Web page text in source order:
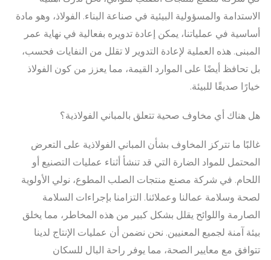
الاستدامة والمسؤولية البيئية في صناعة البناء. الفولاذ، وهو مادة
أساسية في عملياتنا، يمكن إعادة تدويره بفعالية في نهاية عمر
المبنى. هذه العملية لإعادة التدوير لا تقلل من النفايات فحسب،
بل تحافظ أيضًا على الموارد القيمة، مما يعزز من كون الفولاذ
خيارًا صديقًا للبيئة.
هل هناك أي مخاوف صحية تتعلق بالمباني الفولاذية؟
غالبًا ما تتركز المخاوف بشأن المباني الفولاذية على التعرض
المحتمل للمواد الضارة التي قد تنشأ أثناء عمليات التصنيع أو
اللحام. في شركة مصنع منتجات الصلب المطوع، نولي الأولوية
لصحة وسلامة عمالنا وعملائنا. التزامنا بإجراءات السلامة
الصارمة واللوائح يقلل بشكل كبير من هذه المخاطر، مما يخلق
بيئة آمنة لجميع المعنيين. نحن نضمن أن عمليات الإنتاج لدينا
تتوافق مع معايير الصحة، مما يوفر راحة البال للسكان